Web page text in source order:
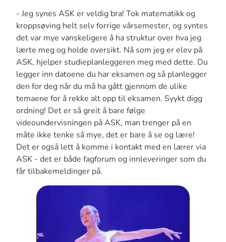
- Jeg synes ASK er veldig bra! Tok matematikk og
kroppsøving helt selv forrige vårsemester, og syntes
det var mye vanskeligere å ha struktur over hva jeg
lærte meg og holde oversikt. Nå som jeg er elev på
ASK, hjelper studieplanleggeren meg med dette. Du
legger inn datoene du har eksamen og så planlegger
den for deg når du må ha gått gjennom de ulike
temaene for å rekke alt opp til eksamen. Syykt digg
ordning! Det er så greit å bare følge
videoundervisningen på ASK, man trenger på en
måte ikke tenke så mye, det er bare å se og lære!
Det er også lett å komme i kontakt med en lærer via
ASK - det er både fagforum og innleveringer som du
får tilbakemeldinger på.